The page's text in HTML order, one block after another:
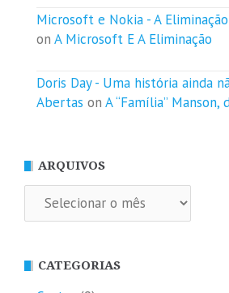
Microsoft e Nokia - A
on A Microsoft E A Eliminação
Doris Day - Uma história ainda
Abertas on A “Família” Manson,
ARQUIVOS
Arquivos
CATEGORIAS